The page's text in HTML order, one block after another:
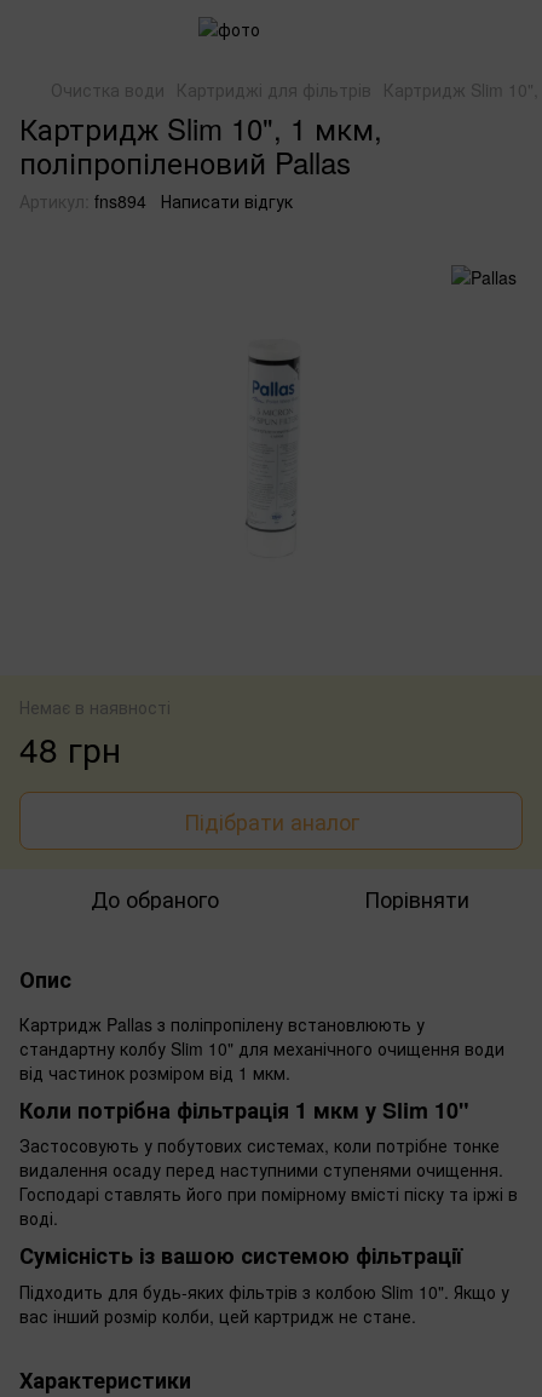
Очистка води Картриджі для фільтрів Картридж Slim 10",
Картридж Slim 10", 1 мкм,
поліпропіленовий Pallas
Артикул: fns894 Написати відгук
Немає в наявності
48 грн
Підібрати аналог
До обраного Порівняти
Опис
Картридж Pallas з поліпропілену встановлюють у
стандартну колбу Slim 10" для механічного очищення води
від частинок розміром від 1 мкм.
Коли потрібна фільтрація 1 мкм у Slim 10"
Застосовують у побутових системах, коли потрібне тонке
видалення осаду перед наступними ступенями очищення.
Господарі ставлять його при помірному вмісті піску та іржі в
воді.
Сумісність із вашою системою фільтрації
Підходить для будь-яких фільтрів з колбою Slim 10". Якщо у
вас інший розмір колби, цей картридж не стане.
Характеристики